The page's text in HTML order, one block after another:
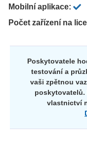
Mobilní aplikace:
Počet zařízení na
Poskytovatele
testování a
vaši zpětnou
poskytovatelů.
vlastnictví